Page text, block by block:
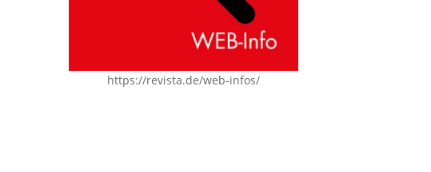
https://revista.de/web-infos/